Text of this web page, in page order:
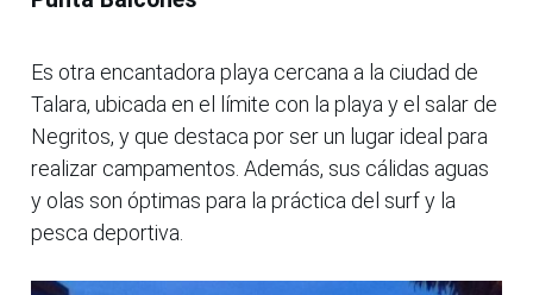
Es otra encantadora playa cercana a la ciudad de
Talara, ubicada en el límite con la playa y el salar de
Negritos, y que destaca por ser un lugar ideal para
realizar campamentos. Además, sus cálidas aguas
y olas son óptimas para la práctica del surf y la
pesca deportiva.